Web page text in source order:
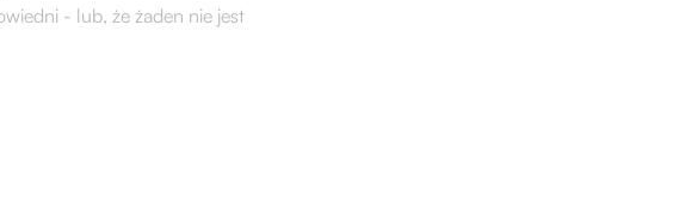
- lub, że żaden nie jest